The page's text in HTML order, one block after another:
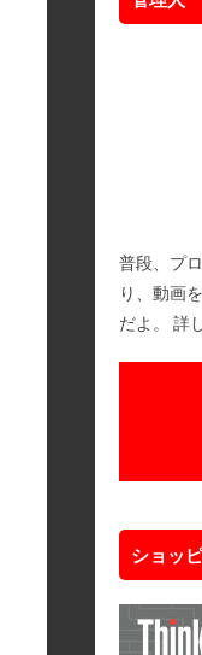
普段、プ
り、動画
だよ。 詳
ショッ